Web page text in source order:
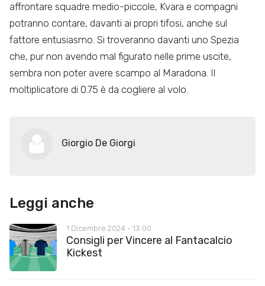
affrontare squadre medio-piccole, Kvara e compagni
potranno contare, davanti ai propri tifosi, anche sul
fattore entusiasmo. Si troveranno davanti uno Spezia
che, pur non avendo mal figurato nelle prime uscite,
sembra non poter avere scampo al Maradona. Il
moltiplicatore di 0.75 è da cogliere al volo.
Giorgio De Giorgi
Leggi anche
1 Dicembre 2024 - 13:00
Consigli per Vincere al Fantacalcio
Kickest